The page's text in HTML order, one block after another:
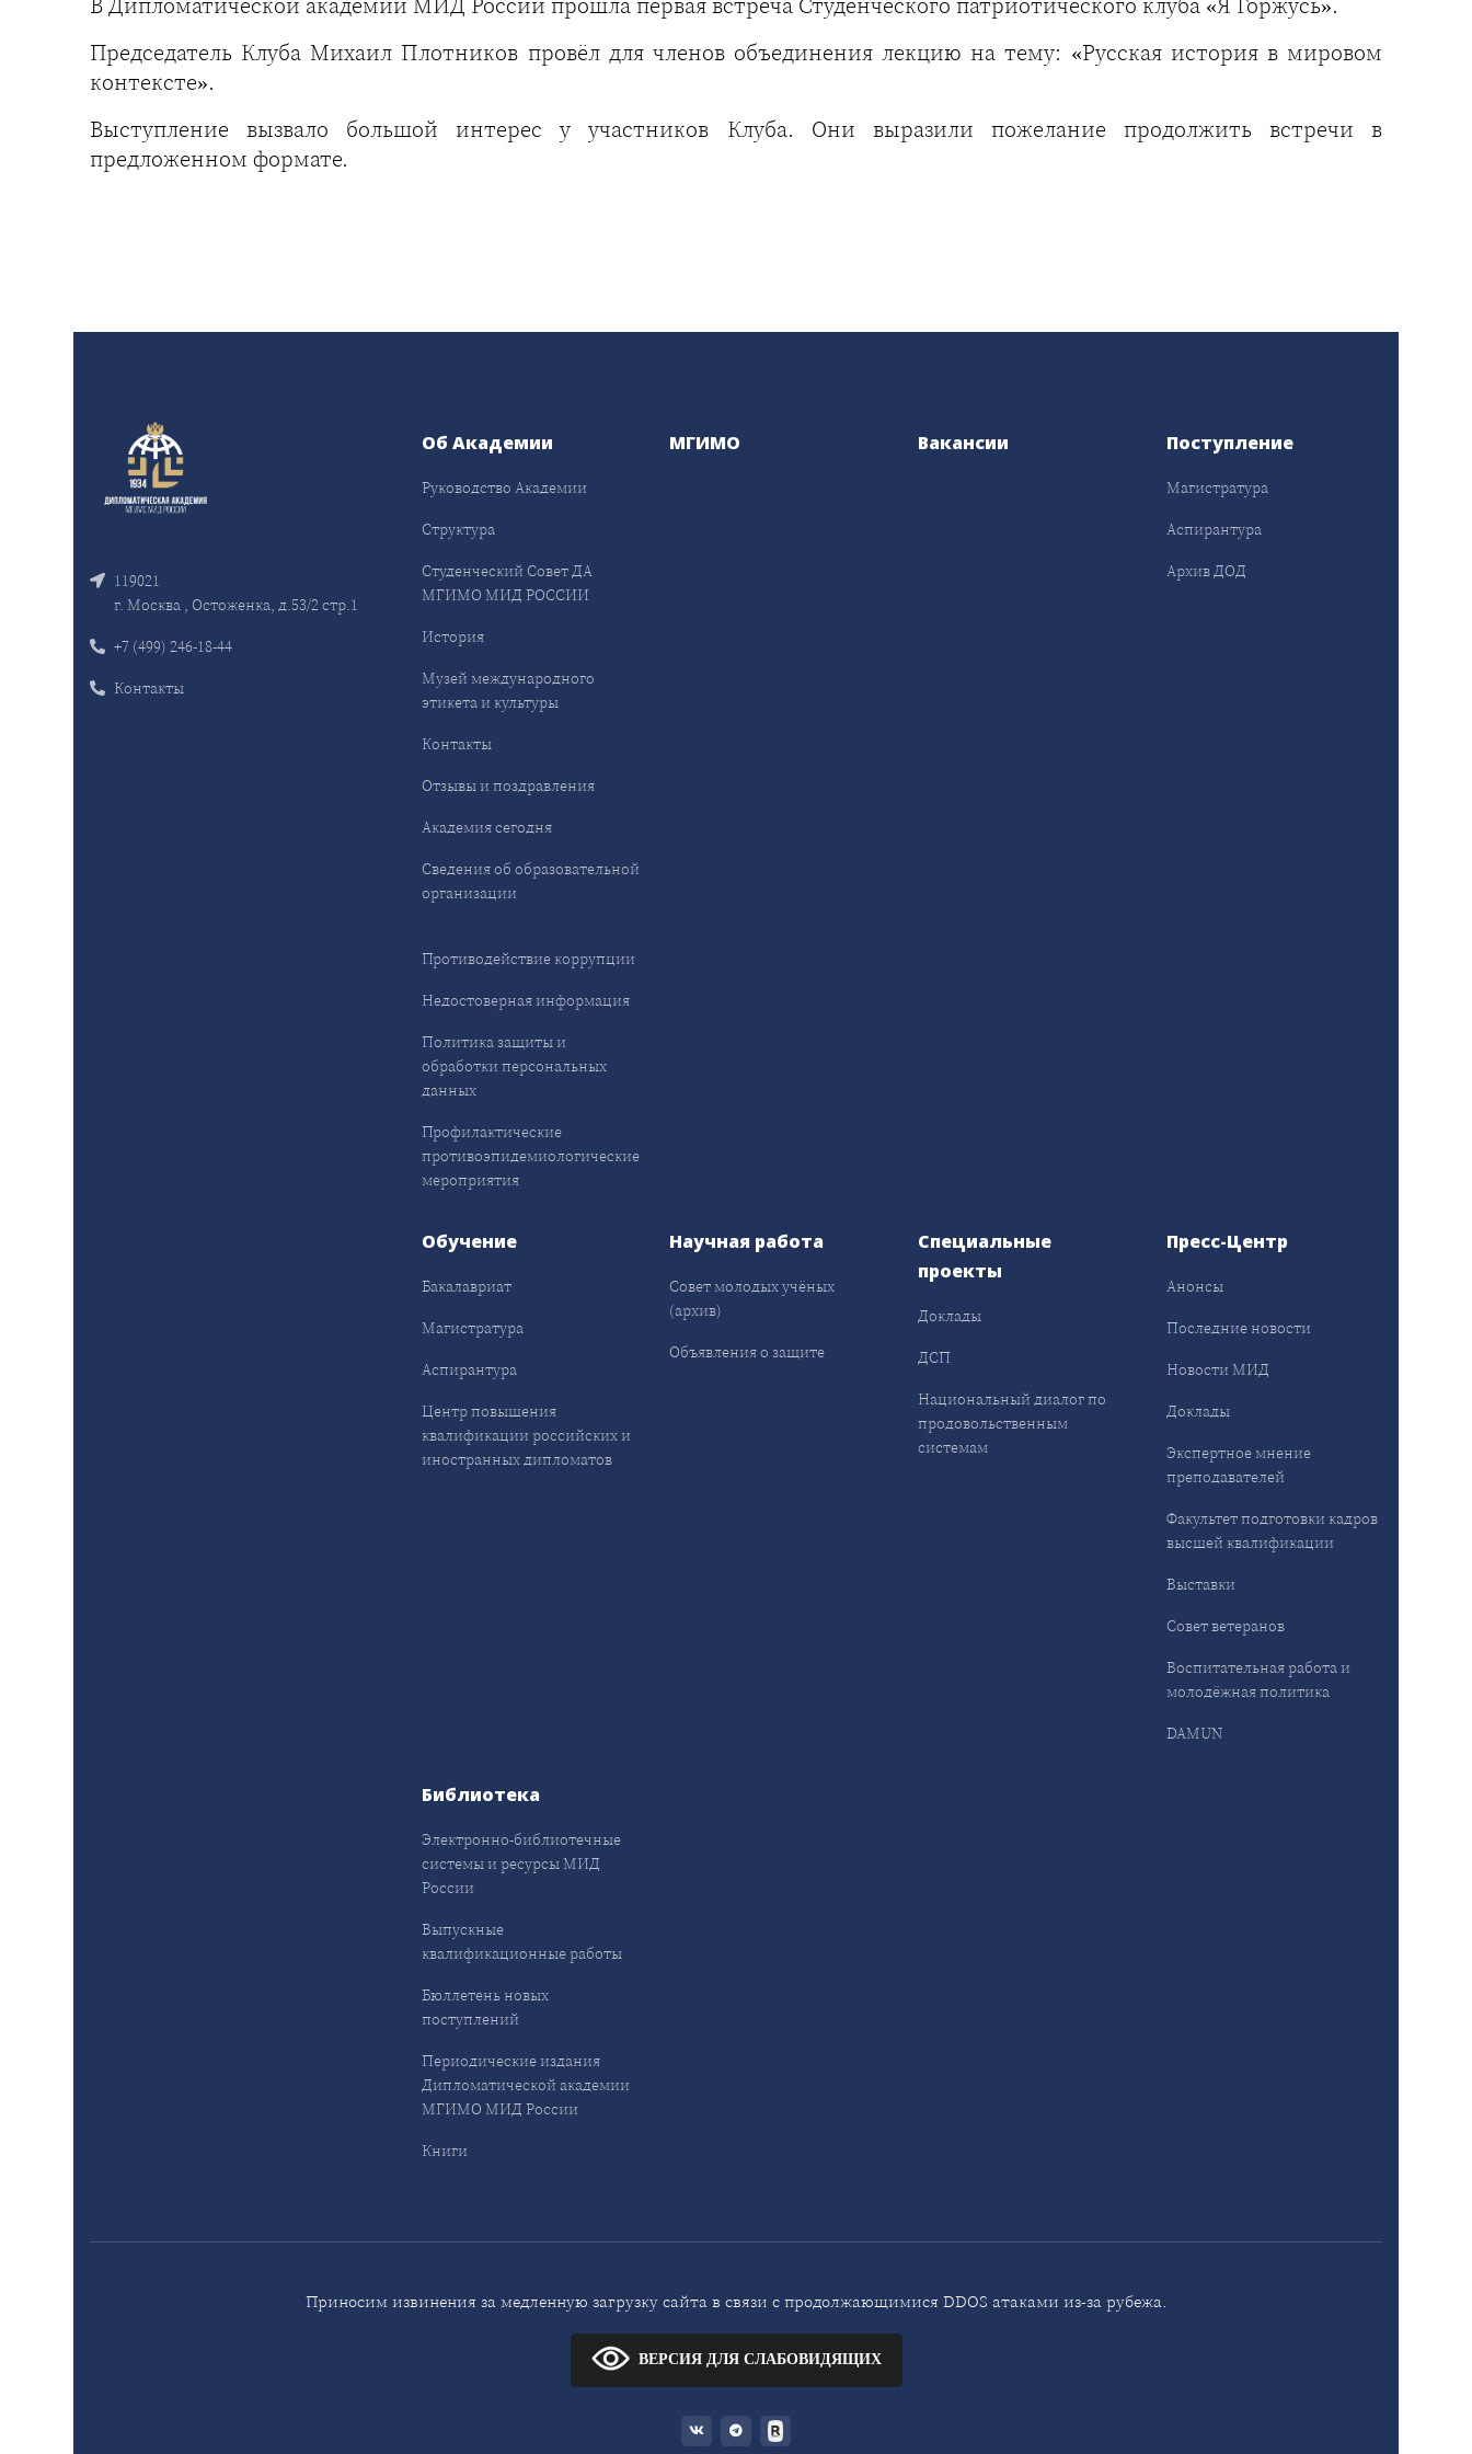
Председатель Клуба Михаил Плотников провёл для членов объединения лекцию на тему: «Русская история в мировом
контексте».
Выступление вызвало большой интерес у участников Клуба. Они выразили пожелание продолжить встречи в
предложенном формате.
119021
г. Москва , Остоженка, д.53/2 стр.1
+7 (499) 246-18-44
Контакты
Об Академии
Руководство Академии
Структура
Студенческий Совет ДА
МГИМО МИД РОССИИ
История
Музей международного
этикета и культуры
Контакты
Отзывы и поздравления
Академия сегодня
Сведения об образовательной
организации
Противодействие коррупции
Недостоверная информация
Политика защиты и
обработки персональных
данных
Профилактические
противоэпидемиологические
мероприятия
МГИМО Вакансии Поступление
Магистратура
Аспирантура
Архив ДОД
Обучение
Бакалавриат
Магистратура
Аспирантура
Центр повышения
квалификации российских и
иностранных дипломатов
Научная работа
Совет молодых учёных
(архив)
Объявления о защите
Специальные
проекты
Доклады
ДСП
Национальный диалог по
продовольственным
системам
Пресс-Центр
Анонсы
Последние новости
Новости МИД
Доклады
Экспертное мнение
преподавателей
Факультет подготовки кадров
высшей квалификации
Выставки
Совет ветеранов
Воспитательная работа и
молодёжная политика
DAMUN
Библиотека
Электронно-библиотечные
системы и ресурсы МИД
России
Выпускные
квалификационные работы
Бюллетень новых
поступлений
Периодические издания
Дипломатической академии
МГИМО МИД России
Книги
Приносим извинения за медленную загрузку сайта в связи с продолжающимися DDOS атаками из-за рубежа.
ВЕРСИЯ ДЛЯ СЛАБОВИДЯЩИХ